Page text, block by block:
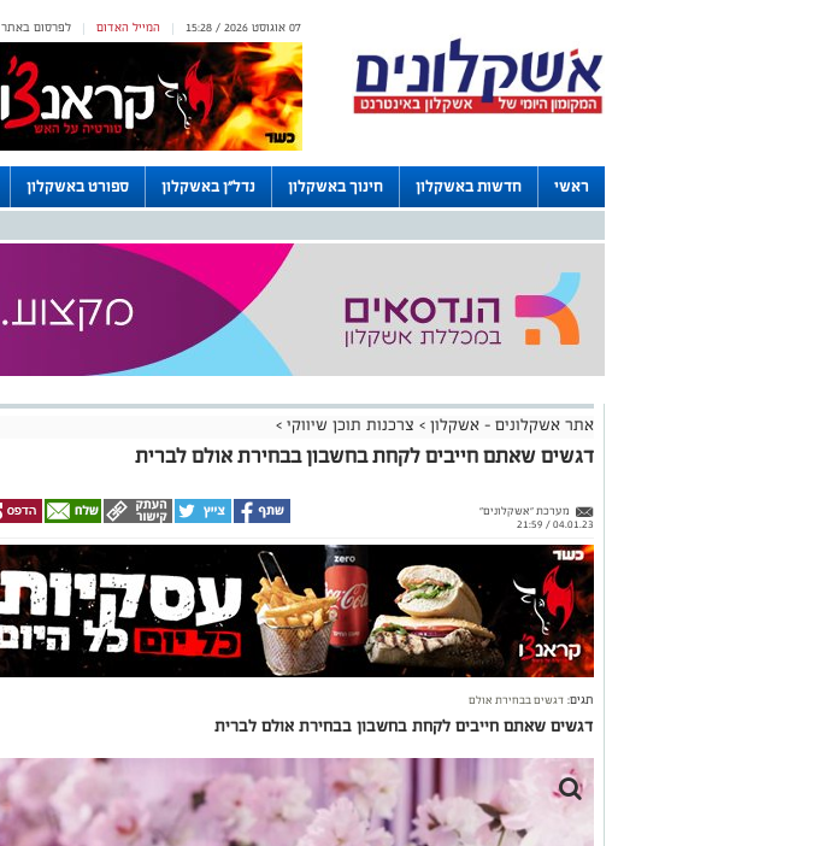
לפרסום באתר | המייל האדום | 07 אוגוסט 2026 / 15:28
ראשי חדשות באשקלון חינוך באשקלון נדל"ן באשקלון ספורט באשקלון
אתר אשקלונים - אשקלון > צרכנות תוכן שיווקי >
דגשים שאתם חייבים לקחת בחשבון בבחירת אולם לברית
מערכת "אשקלונים"
04.01.23 / 21:59
תגים: דגשים בבחירת אולם
דגשים שאתם חייבים לקחת בחשבון בבחירת אולם לברית